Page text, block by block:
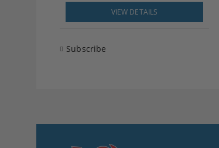
VIEW DETAILS
Subscribe